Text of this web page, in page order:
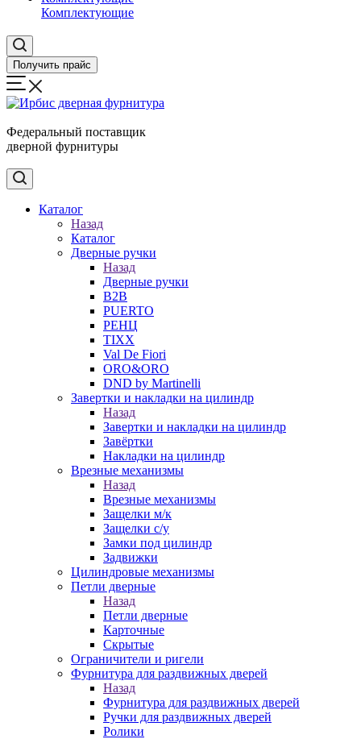
Комплектующие
Получить прайс
Федеральный поставщик
дверной фурнитуры
Каталог
Назад
Каталог
Дверные ручки
Назад
Дверные ручки
B2B
PUERTO
РЕНЦ
TIXX
Val De Fiori
ORO&ORO
DND by Martinelli
Завертки и накладки на цилиндр
Назад
Завертки и накладки на цилиндр
Завёртки
Накладки на цилиндр
Врезные механизмы
Назад
Врезные механизмы
Защелки м/к
Защелки с/у
Замки под цилиндр
Задвижки
Цилиндровые механизмы
Петли дверные
Назад
Петли дверные
Карточные
Скрытые
Ограничители и ригели
Фурнитура для раздвижных дверей
Назад
Фурнитура для раздвижных дверей
Ручки для раздвижных дверей
Ролики